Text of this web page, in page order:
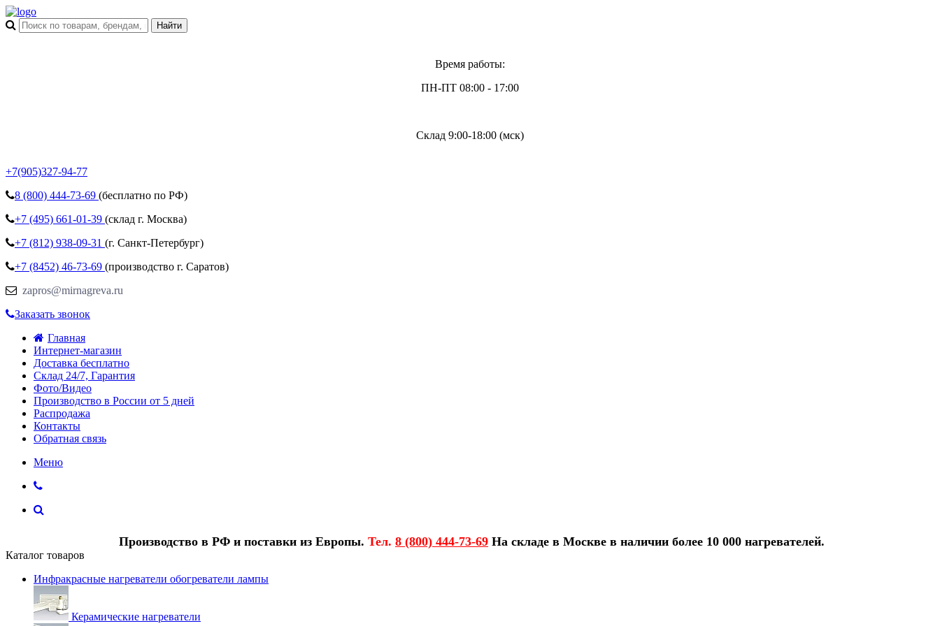
Время работы:
ПН-ПТ 08:00 - 17:00
Склад 9:00-18:00 (мск)
+7(905)327-94-77
8 (800) 444-73-69 (бесплатно по РФ)
+7 (495) 661-01-39 (склад г. Москва)
+7 (812) 938-09-31 (г. Санкт-Петербург)
+7 (8452) 46-73-69 (производство г. Саратов)
zapros@mirnagreva.ru
Заказать звонок
Главная
Интернет-магазин
Доставка бесплатно
Склад 24/7, Гарантия
Фото/Видео
Производство в России от 5 дней
Распродажа
Контакты
Обратная связь
Меню
Производство в РФ и поставки из Европы. Тел. 8 (800) 444-73-69 На складе в Москве в наличии более 10 000 нагревателей.
Каталог товаров
Инфракрасные нагреватели обогреватели лампы
Керамические нагреватели